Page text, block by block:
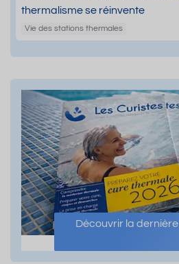
thermalisme se réinvente
Vie des stations thermales
Découvrir la